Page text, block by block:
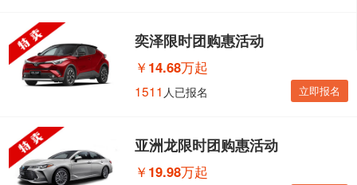
奕泽限时团购惠活动
￥ 14.68万起
1511 人已报名 立即报名
亚洲龙限时团购惠活动
￥ 19.98万起